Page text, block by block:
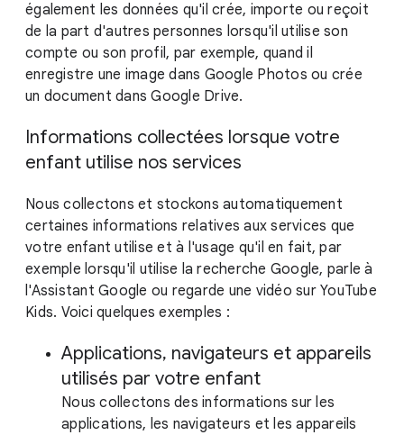
également les données qu'il crée, importe ou reçoit
de la part d'autres personnes lorsqu'il utilise son
compte ou son profil, par exemple, quand il
enregistre une image dans Google Photos ou crée
un document dans Google Drive.
Informations collectées lorsque votre
enfant utilise nos services
Nous collectons et stockons automatiquement
certaines informations relatives aux services que
votre enfant utilise et à l'usage qu'il en fait, par
exemple lorsqu'il utilise la recherche Google, parle à
l'Assistant Google ou regarde une vidéo sur YouTube
Kids. Voici quelques exemples :
Applications, navigateurs et appareils
utilisés par votre enfant
Nous collectons des informations sur les
applications, les navigateurs et les appareils